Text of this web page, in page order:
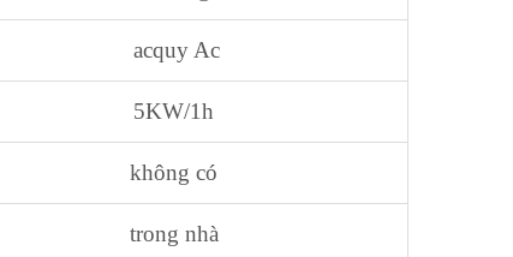
acquy Ac
5KW/1h
không có
trong nhà